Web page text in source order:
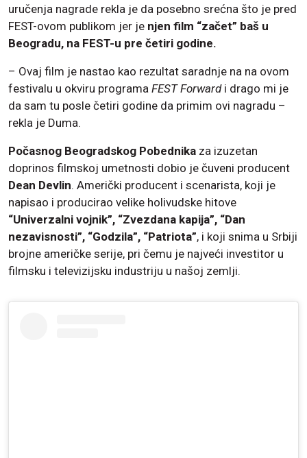
uručenja nagrade rekla je da posebno srećna što je pred
FEST-ovom publikom jer je njen film “začet” baš u
Beogradu, na FEST-u pre četiri godine.
– Ovaj film je nastao kao rezultat saradnje na na ovom
festivalu u okviru programa FEST Forwardi drago mi je
da sam tu posle četiri godine da primim ovi nagradu –
rekla je Duma.
Počasnog Beogradskog Pobednika za izuzetan
doprinos filmskoj umetnosti dobio je čuveni producent
Dean Devlin. Američki producent i scenarista, koji je
napisao i producirao velike holivudske hitove
“Univerzalni vojnik”, “Zvezdana kapija”, “Dan
nezavisnosti”, “Godzila”, “Patriota”, i koji snima u Srbiji
brojne američke serije, pri čemu je najveći investitor u
filmsku i televizijsku industriju u našoj zemlji.